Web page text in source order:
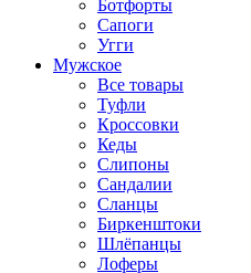
Ботфорты
Сапоги
Угги
Мужское
Все товары
Туфли
Кроссовки
Кеды
Слипоны
Сандалии
Сланцы
Биркенштоки
Шлёпанцы
Лоферы